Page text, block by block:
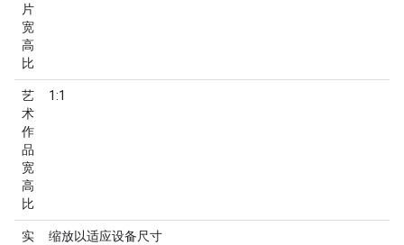
片
宽
高
比
艺
术
作
品
宽
高
比
1:1
实
缩放以适应设备尺寸